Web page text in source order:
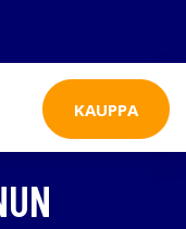
KAUPPA